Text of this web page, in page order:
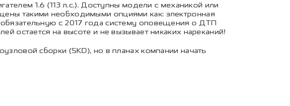
1.6 (113 л.с.). Доступны модели с механикой или
такими необходимыми опциями как: электронная
с 2017 года систему оповещения о ДТП
остается на высоте и не вызывает никаких нареканий!
сборки (SKD), но в планах компании начать